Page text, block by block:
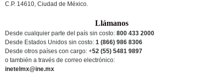
C.P. 14610, Ciudad de México.
Llámanos
Desde cualquier parte del país sin costo: 800 433 2000
Desde Estados Unidos sin costo: 1 (866) 986 8306
Desde otros países con cargo: +52 (55) 5481 9897
o también a través de correo electrónico:
inetelmx@ine.mx